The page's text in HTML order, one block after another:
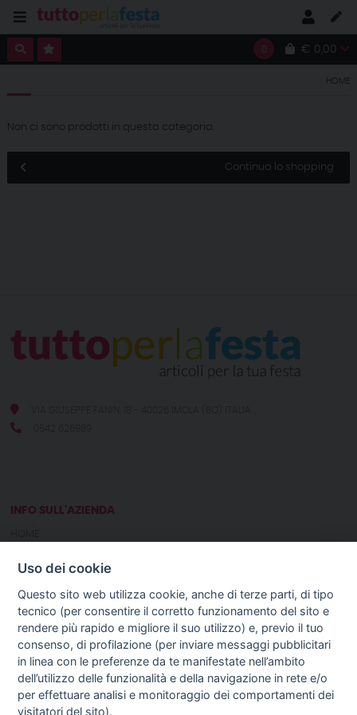
0 € 0,00
HOME
Non ci sono prodotti in questa categoria.
Continua lo shopping
INFO SULL'AZIENDA
NOTIZIE
GUIDA AGLI ACQUISTI
PROCEDURA DI ACQUISTO
DIRITTO DI RECESSO
SPEDIZIONI E COSTI
Uso dei cookie
Questo sito web utilizza cookie, anche di terze parti, di tipo
tecnico (per consentire il corretto funzionamento del sito e
rendere più rapido e migliore il suo utilizzo) e, previo il tuo
consenso, di profilazione (per inviare messaggi pubblicitari
in linea con le preferenze da te manifestate nell’ambito
dell’utilizzo delle funzionalità e della navigazione in rete e/o
per effettuare analisi e monitoraggio dei comportamenti dei
visitatori del sito).